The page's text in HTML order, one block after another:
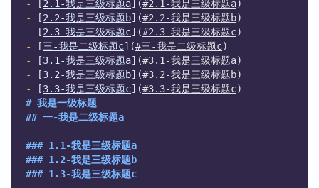
-
[2.1-我是三级标题a](#2.1-我是三级标题a)
-
[2.2-我是三级标题b](#2.2-我是三级标题b)
-
[2.3-我是三级标题c](#2.3-我是三级标题c)
-
[三-我是二级标题c](#三-我是二级标题c)
-
[3.1-我是三级标题a](#3.1-我是三级标题a)
-
[3.2-我是三级标题b](#3.2-我是三级标题b)
-
[3.3-我是三级标题c](#3.3-我是三级标题c)
# 我是一级标题
## 一-我是二级标题a
### 1.1-我是三级标题a
### 1.2-我是三级标题b
### 1.3-我是三级标题c